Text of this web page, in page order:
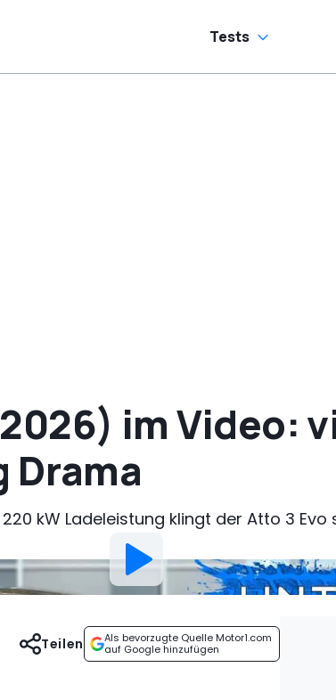
Tests
im Video:
Drama
kW Ladeleistung klingt der Atto 3 Evo
Als bevorzugte Quelle Motor1.com
auf Google hinzufügen
Teilen